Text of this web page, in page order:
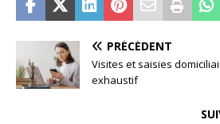
PRÉCÉDENT
Visites et saisies
exhaustif